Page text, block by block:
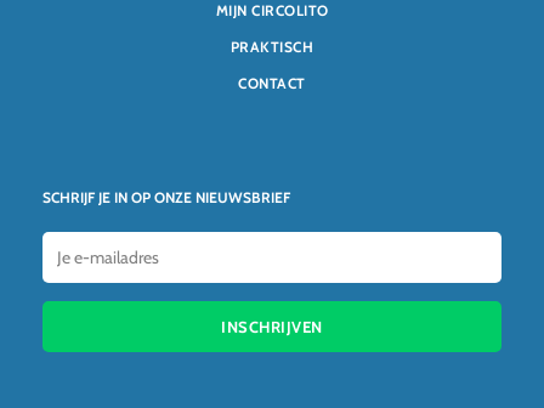
SCHRIJF JE IN OP ONZE NIEUWSBRIEF
INSCHRIJVEN
MIJN CIRCOLITO
PRAKTISCH
CONTACT